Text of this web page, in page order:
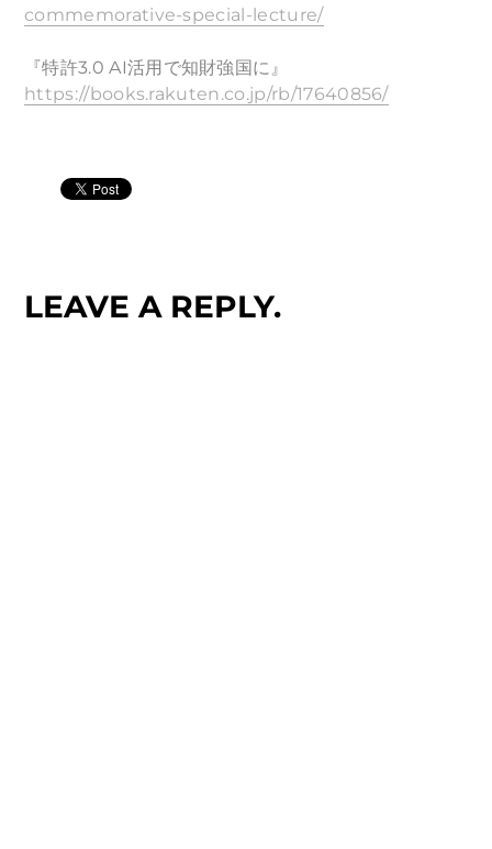
commemorative-special-lecture/
『特許3.0 AI活用で知財強国に』
https://books.rakuten.co.jp/rb/17640856/
LEAVE A REPLY.